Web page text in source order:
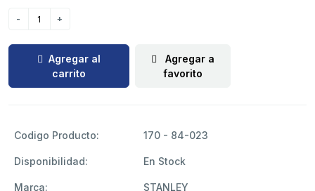
Agregar al
carrito
Agregar a
favorito
Codigo Producto: 170 - 84-023
Disponibilidad: En Stock
Marca: STANLEY